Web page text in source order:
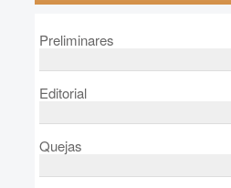
Preliminares
Editorial
Quejas